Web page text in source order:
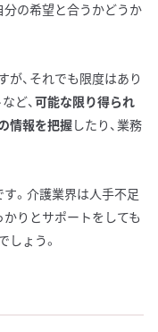
分の希望と合うかどうか
、それでも限度はあり
ど、可能な限り得られ
情報を把握したり、業務
。介護業界は人手不足
りとサポートをしても
ょう。